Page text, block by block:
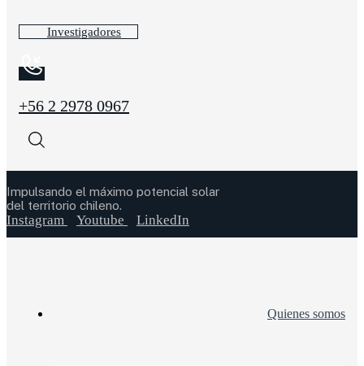
Investigadores
+56 2 2978 0967
Impulsando el máximo potencial solar
del territorio chileno.
Instagram Youtube LinkedIn
Quienes somos